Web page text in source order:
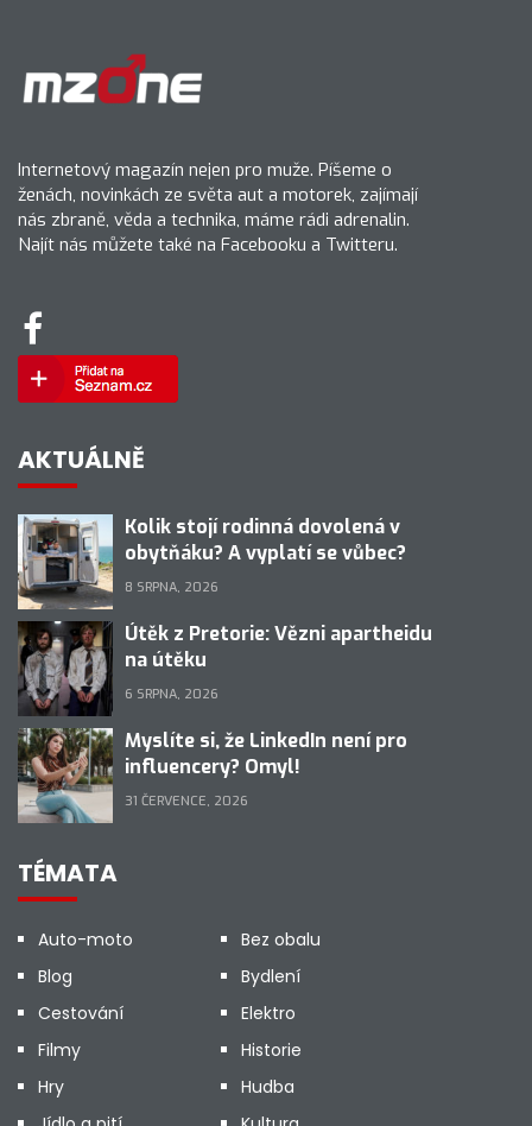
Internetový magazín nejen pro muže. Píšeme o
ženách, novinkách ze světa aut a motorek, zajímají
nás zbraně, věda a technika, máme rádi adrenalin.
Najít nás můžete také na Facebooku a Twitteru.
AKTUÁLNĚ
Kolik stojí rodinná dovolená v
obytňáku? A vyplatí se vůbec?
8 SRPNA, 2026
Útěk z Pretorie: Vězni apartheidu
na útěku
6 SRPNA, 2026
Myslíte si, že LinkedIn není pro
influencery? Omyl!
31 ČERVENCE, 2026
TÉMATA
Auto-moto
Bez obalu
Blog
Bydlení
Cestování
Elektro
Filmy
Historie
Hry
Hudba